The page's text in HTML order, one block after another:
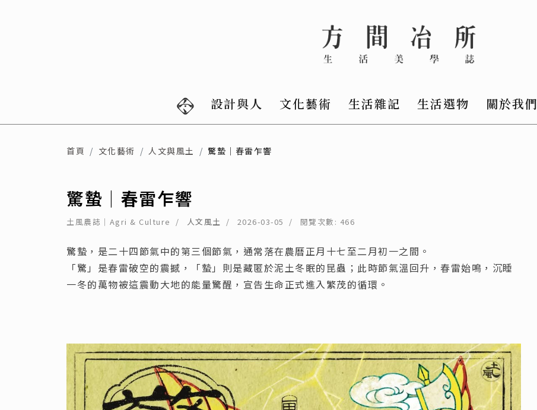
設計與人 文化藝術 生活雜記 生活選物 關於我們
首頁 文化藝術 人文與風土 驚蟄｜春雷乍響
驚蟄｜春雷乍響
土風農誌｜Agri & Culture 人文風土 2026-03-05 閱覽次數: 466
驚蟄，是二十四節氣中的第三個節氣，通常落在農曆正月十七至二月初一之間。
「驚」是春雷破空的震撼，「蟄」則是藏匿於泥土冬眠的昆蟲；此時節氣溫回升，春雷始鳴，沉睡
一冬的萬物被這震動大地的能量驚醒，宣告生命正式進入繁茂的循環。